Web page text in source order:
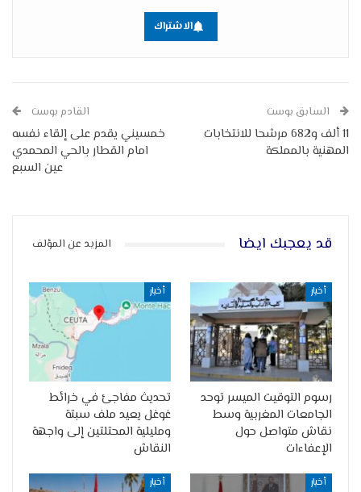
الاشتراك
السابق بوست
11 ألف و682 مرشحا للانتخابات
المهنية بالمملكة
القادم بوست
خمسيني يقدم على إلقاء نفسه
امام القطار بالحي المحمدي
عين السبع
قد يعجبك ايضا المزيد عن المؤلف
أخبار
رسوم التوقيت الميسر توحد
الجامعات المغربية وسط
نقاش متواصل حول
الإعفاءات
أخبار
تحديث مفاجئ في خرائط
غوغل يعيد ملف سبتة
ومليلية المحتلتين إلى واجهة
النقاش
أخبار أخبار